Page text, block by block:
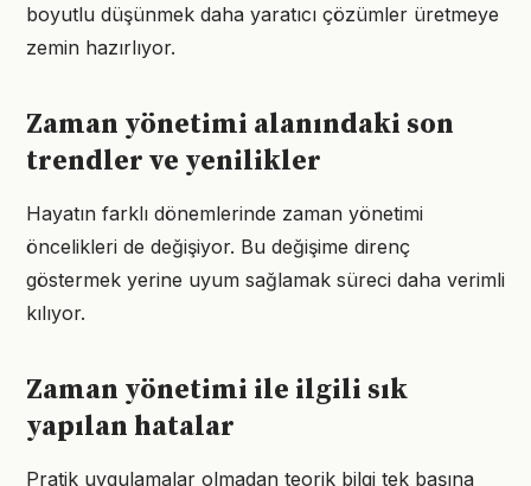
boyutlu düşünmek daha yaratıcı çözümler üretmeye
zemin hazırlıyor.
Zaman yönetimi alanındaki son
trendler ve yenilikler
Hayatın farklı dönemlerinde zaman yönetimi
öncelikleri de değişiyor. Bu değişime direnç
göstermek yerine uyum sağlamak süreci daha verimli
kılıyor.
Zaman yönetimi ile ilgili sık
yapılan hatalar
Pratik uygulamalar olmadan teorik bilgi tek başına